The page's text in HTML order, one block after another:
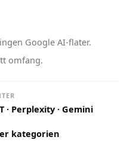
Google AI-flater.
omfang.
· Perplexity · Gemini
kategorien